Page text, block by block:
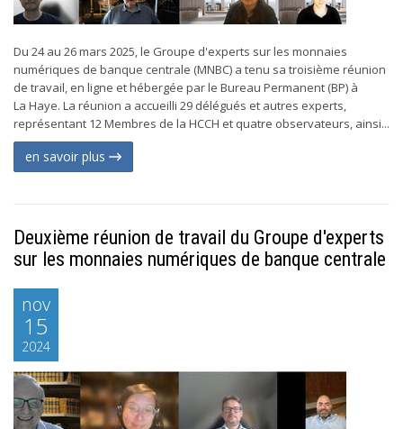
Du 24 au 26 mars 2025, le Groupe d'experts sur les monnaies
numériques de banque centrale (MNBC) a tenu sa troisième réunion
de travail, en ligne et hébergée par le Bureau Permanent (BP) à
La Haye. La réunion a accueilli 29 délégués et autres experts,
représentant 12 Membres de la HCCH et quatre observateurs, ainsi...
en savoir plus
Deuxième réunion de travail du Groupe d'experts
sur les monnaies numériques de banque centrale
nov
15
2024